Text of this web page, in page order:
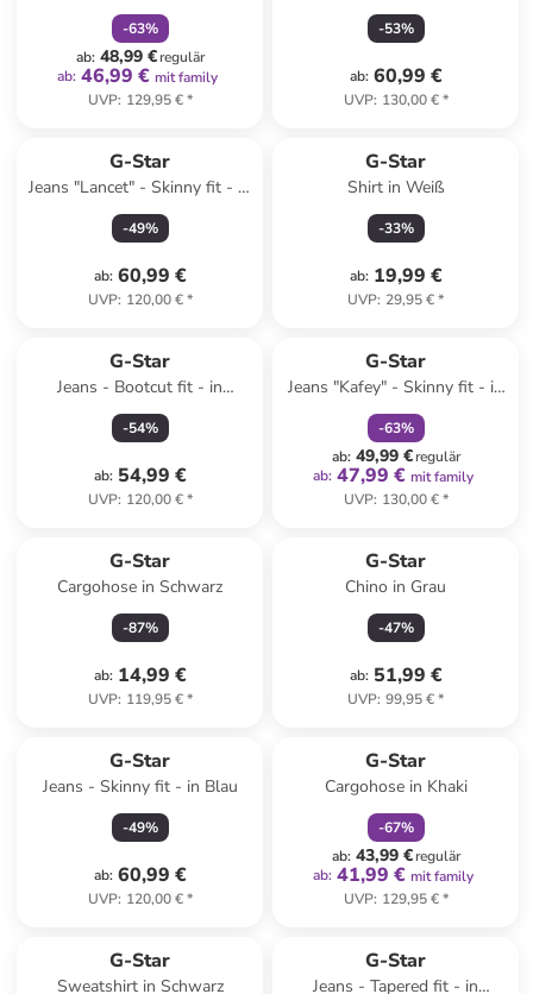
-63%
ab: 48,99 €regulär
ab: 46,99 € mit family
UVP: 129,95 €*
-53%
ab: 60,99 €
UVP: 130,00 €*
G-Star
Jeans "Lancet" - Skinny fit - in
Dunkelblau
-49%
ab: 60,99 €
UVP: 120,00 €*
G-Star
Shirt in Weiß
-33%
ab: 19,99 €
UVP: 29,95 €*
G-Star
Jeans - Bootcut fit - in
Anthrazit
-54%
ab: 54,99 €
UVP: 120,00 €*
G-Star
Jeans "Kafey" - Skinny fit - in
Blau
-63%
ab: 49,99 €regulär
ab: 47,99 € mit family
UVP: 130,00 €*
G-Star
Cargohose in Schwarz
-87%
ab: 14,99 €
UVP: 119,95 €*
G-Star
Chino in Grau
-47%
ab: 51,99 €
UVP: 99,95 €*
G-Star
Jeans - Skinny fit - in Blau
-49%
ab: 60,99 €
UVP: 120,00 €*
G-Star
Cargohose in Khaki
-67%
ab: 43,99 €regulär
ab: 41,99 € mit family
UVP: 129,95 €*
G-Star
Sweatshirt in Schwarz
G-Star
Jeans - Tapered fit - in